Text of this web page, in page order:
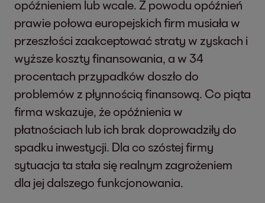
opóźnieniem lub wcale. Z powodu opóźnień
prawie połowa europejskich firm musiała w
przeszłości zaakceptować straty w zyskach i
wyższe koszty finansowania, a w 34
procentach przypadków doszło do
problemów z płynnością finansową. Co piąta
firma wskazuje, że opóźnienia w
płatnościach lub ich brak doprowadziły do
spadku inwestycji. Dla co szóstej firmy
sytuacja ta stała się realnym zagrożeniem
dla jej dalszego funkcjonowania.